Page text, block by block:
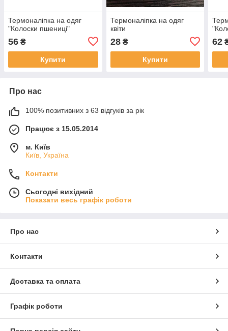
Термоналіпка на одяг
"Колоски пшениці"
56 ₴
Купити
Термоналіпка на одяг
квіти
28₴
Купити
62
Про нас
100% позитивних з 63 відгуків за рік
Працює з 15.05.2014
м. Київ
Київ, Україна
Контакти
Сьогодні вихідний
Показати весь графік роботи
Про нас
Контакти
Доставка та оплата
Графік роботи